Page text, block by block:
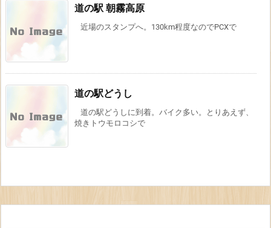
道の駅 朝霧高原
近場のスタンプへ。130km程度なのでPCXで
道の駅どうし
道の駅どうしに到着。バイク多い。とりあえず、
焼きトウモロコシで